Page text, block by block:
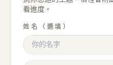
看進度。
姓名（選填）